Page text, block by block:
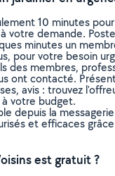
10 minutes
votre demande.
minutes un
pour votre besoin
des membres,
ont contacté.
avis : trouvez
votre budget.
depuis la
et efficaces
est gratuit ?